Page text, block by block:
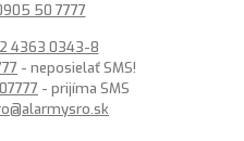
50 7777
4363 0343-8
- neposielať SMS!
- prijíma SMS